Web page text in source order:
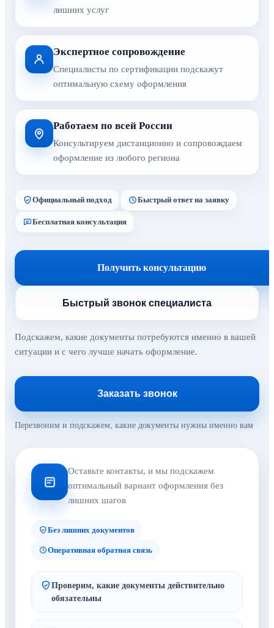
лишних услуг
Экспертное сопровождение
Специалисты по сертификации подскажут
оптимальную схему оформления
Работаем по всей России
Консультируем дистанционно и сопровождаем
оформление из любого региона
Официальный подход Быстрый ответ на заявку
Бесплатная консультация
Получить консультацию
Быстрый звонок специалиста
Подскажем, какие документы потребуются именно в вашей
ситуации и с чего лучше начать оформление.
Заказать звонок
Перезвоним и подскажем, какие документы нужны именно вам
Оставьте контакты, и мы подскажем
оптимальный вариант оформления без
лишних шагов
Без лишних документов
Оперативная обратная связь
Проверим, какие документы действительно
обязательны